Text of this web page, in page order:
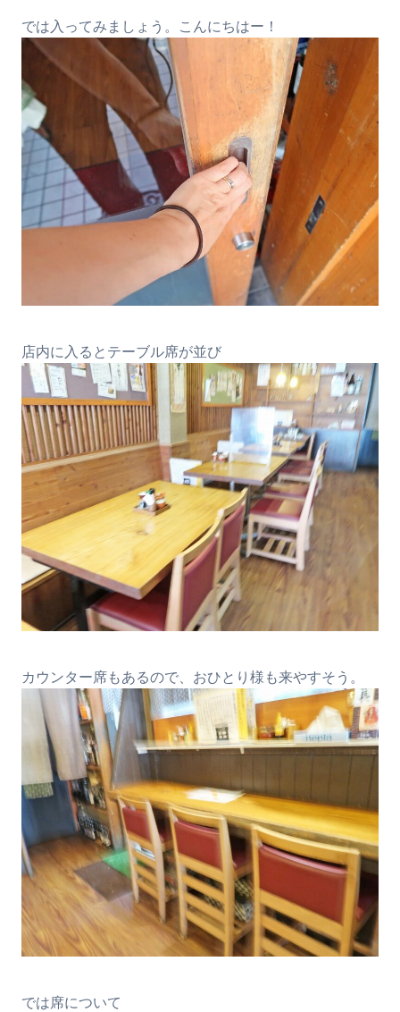
では入ってみましょう。こんにちはー！
店内に入るとテーブル席が並び
カウンター席もあるので、おひとり様も来やすそう。
では席について